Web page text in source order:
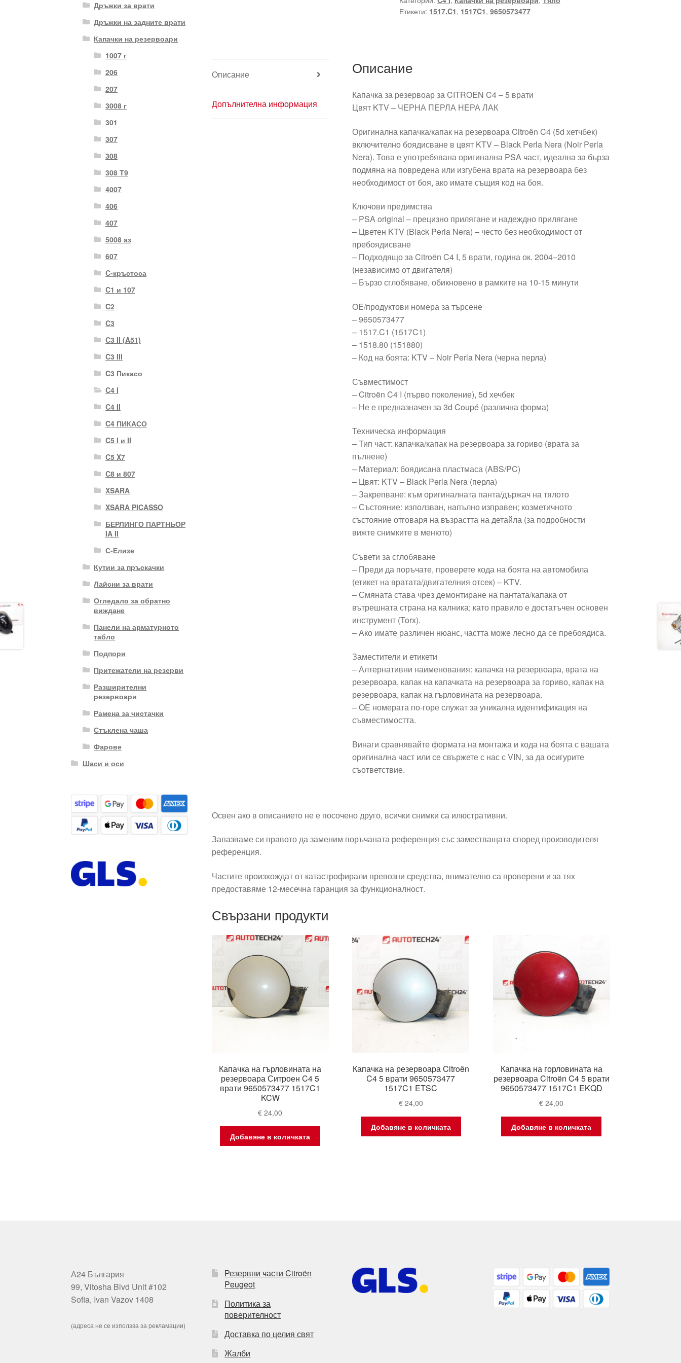
C4
1517C1
Етикети: 1517.C1, 1517C1, 9650573477
Описание
Допълнителна информация
Описание
Капачка за резервоар за CITROEN C4 – 5 врати
Цвят KTV – ЧЕРНА ПЕРЛА НЕРА ЛАК
Оригинална капачка/капак на резервоара Citroën C4 (5d хетчбек)
включително боядисване в цвят KTV – Black Perla Nera (Noir Perla
Nera). Това е употребявана оригинална PSA част, идеална за бърза
подмяна на повредена или изгубена врата на резервоара без
необходимост от боя, ако имате същия код на боя.
Ключови предимства
– PSA original – прецизно прилягане и надеждно прилягане
– Цветен KTV (Black Perla Nera) – често без необходимост от
пребоядисване
– Подходящо за Citroën C4 I, 5 врати, година ок. 2004–2010
(независимо от двигателя)
– Бързо сглобяване, обикновено в рамките на 10-15 минути
OE/продуктови номера за търсене
– 9650573477
– 1517.C1 (1517C1)
– 1518.80 (151880)
– Код на боята: KTV – Noir Perla Nera (черна перла)
Съвместимост
– Citroën C4 I (първо поколение), 5d хечбек
– Не е предназначен за 3d Coupé (различна форма)
Техническа информация
– Тип част: капачка/капак на резервоара за гориво (врата за
пълнене)
– Материал: боядисана пластмаса (ABS/PC)
– Цвят: KTV – Black Perla Nera (перла)
– Закрепване: към оригиналната панта/държач на тялото
– Състояние: използван, напълно изправен; козметичното
състояние отговаря на възрастта на детайла (за подробности
вижте снимките в менюто)
Съвети за сглобяване
– Преди да поръчате, проверете кода на боята на автомобила
(етикет на вратата/двигателния отсек) – KTV.
– Смяната става чрез демонтиране на пантата/капака от
вътрешната страна на калника; като правило е достатъчен основен
инструмент (Torx).
– Ако имате различен нюанс, частта може лесно да се пребоядиса.
Заместители и етикети
– Алтернативни наименования: капачка на резервоара, врата на
резервоара, капак на капачката на резервоара за гориво, капак на
резервоара, капак на гърловината на резервоара.
– OE номерата по-горе служат за уникална идентификация на
съвместимостта.
Винаги сравнявайте формата на монтажа и кода на боята с вашата
оригинална част или се свържете с нас с VIN, за да осигурите
съответствие.
Освен ако в описанието не е посочено друго, всички снимки са илюстративни.
Запазваме си правото да заменим поръчаната референция със заместващата според производителя
референция.
Частите произхождат от катастрофирали превозни средства, внимателно са проверени и за тях
предоставяме 12-месечна гаранция за функционалност.
Свързани продукти
Капачка на гърловината на
резервоара Ситроен C4 5
врати 9650573477 1517C1
KCW
€ 24,00
Добавяне в количката
Капачка на резервоара Citroën
C4 5 врати 9650573477
1517C1 ETSC
€24,00
Добавяне в количката
Капачка на горловината на
резервоара Citroën C4 5 врати
9650573477 1517C1 EKQD
€ 24,00
Добавяне в количката
Дръжки за врати
Дръжки на задните врати
Капачки на резервоари
1007 г
206
207
3008 г
301
307
308
308 T9
4007
406
407
5008 аз
607
C-кръстоса
C1 и 107
C2
C3
C3 II (A51)
C3 III
C3 Пикасо
C4 I
C4 II
C4 ПИКАСО
C5 I и II
C5 X7
C8 и 807
XSARA
XSARA PICASSO
БЕРЛИНГО ПАРТНЬОР
IA II
С-Елизе
Кутии за пръскачки
Лайсни за врати
Огледало за обратно
виждане
Панели на арматурното
табло
Подпори
Притежатели на резерви
Разширителни
резервоари
Рамена за чистачки
Стъклена чаша
Фарове
Шаси и оси
А24 България
99, Vitosha Blvd Unit #102
Sofia, Ivan Vazov 1408
(адреса не се използва за рекламации)
Резервни части Citroën
Peugeot
Политика за
поверителност
Доставка по целия свят
Жалби